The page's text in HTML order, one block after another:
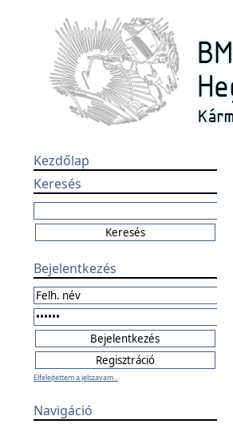
Kezdőlap
Keresés
Bejelentkezés
Elfelejtettem a jelszavam...
Navigáció